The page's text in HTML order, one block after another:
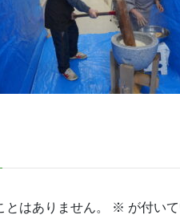
はありません。 ※ が付い